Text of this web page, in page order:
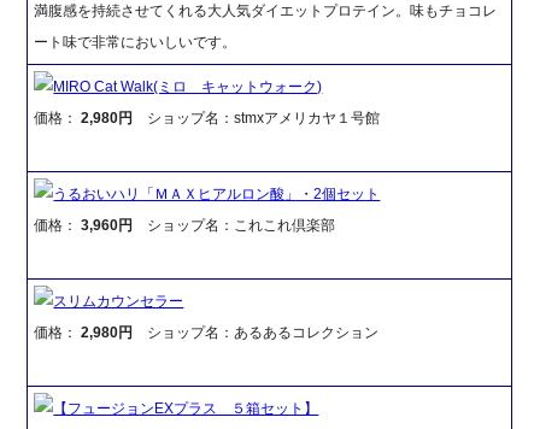
満腹感を持続させてくれる大人気ダイエットプロテイン。味もチョコレ
ート味で非常においしいです。
MIRO Cat Walk(ミロ キャットウォーク)
価格：2,980円 ショップ名：stmxアメリカヤ１号館
うるおいハリ「ＭＡＸヒアルロン酸」・2個セット
価格：3,960円 ショップ名：これこれ倶楽部
スリムカウンセラー
価格：2,980円 ショップ名：あるあるコレクション
【フュージョンEXプラス ５箱セット】